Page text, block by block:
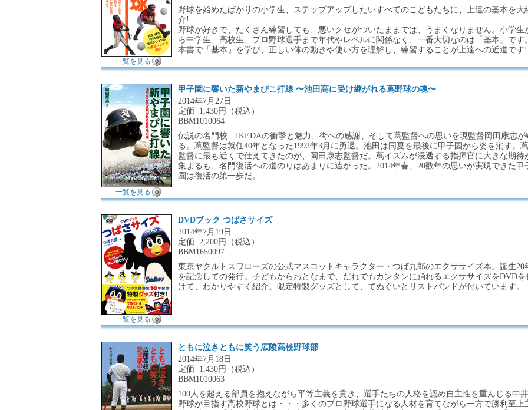
野球を始めたばかりの小学生、ステップアップしたいすべてのこどもたちに、上達の基本を大
介!
野球が好きで、たくさん練習しても、悪いクセがついたままでは、うまくなりません。小学生
ら中学生、高校生、プロ野球選手まで年代やレベルに関係なく、一番大切なのは「基本」です。
本書で「基本」を学び、正しい体の動きや使い方を理解し、練習することが上達への近道です!
一覧を見る
甲子園に響いた新やまびこ打線 〜池田高に受け継がれる蔦野球の魂〜
2014年7月27日
定価 1,430円（税込）
BBM1010064
伝説の名門校 IKEDAの衝撃と魅力、街への感謝、そして蔦監督への思いを現監督岡田康志が
る。蔦監督は就任40年となった1992年3月に勇退。池田は同夏を最後に甲子園から姿を消す。蔦
監督に最も近くで仕えてきたのが、岡田康志監督だ。蔦イズムが浸透する指揮官に大きな期待
集まるも、名門復活への道のりはあまりに遠かった。2014年春、20数年の思いが実現できた甲
園は復活の第一歩だ。
一覧を見る
DVDブック つばさサイズ
2014年7月19日
定価 2,200円（税込）
BBM1650097
東京ヤクルトスワローズの公式マスコットキャラクター・つば九郎のエクササイズ本。誕生20
を記念しての発行。子どもからおとなまで、だれでもカンタンに踊れるエクササイズをDVDを
けて、わかりやすく紹介。限定特製グッズとして、てぬぐいとリストバンドが付いています。
一覧を見る
ともに泣きともに笑う広陵高校野球部
2014年7月18日
定価 1,430円（税込）
BBM1010063
100人を超える部員を抱えながら平等主義を貫き、選手たちの人格を認め自主性を重んじる中井
野球が目指す高校野球とは・・・多くのプロ野球選手になる人材を育てながら一方で勝利至上